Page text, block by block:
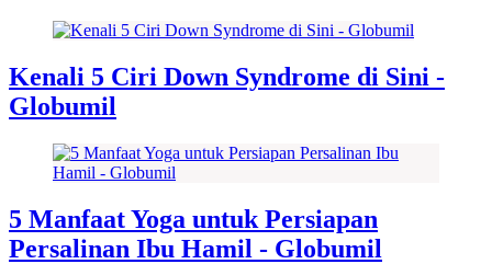
Kenali 5 Ciri Down Syndrome di Sini -
Globumil
5 Manfaat Yoga untuk Persiapan
Persalinan Ibu Hamil - Globumil